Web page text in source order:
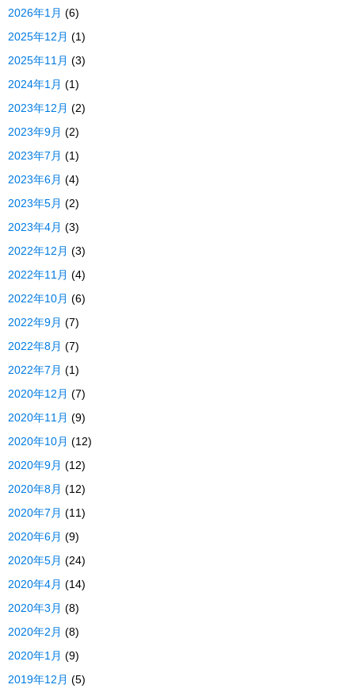
2026年1月 (6)
2025年12月 (1)
2025年11月 (3)
2024年1月 (1)
2023年12月 (2)
2023年9月 (2)
2023年7月 (1)
2023年6月 (4)
2023年5月 (2)
2023年4月 (3)
2022年12月 (3)
2022年11月 (4)
2022年10月 (6)
2022年9月 (7)
2022年8月 (7)
2022年7月 (1)
2020年12月 (7)
2020年11月 (9)
2020年10月 (12)
2020年9月 (12)
2020年8月 (12)
2020年7月 (11)
2020年6月 (9)
2020年5月 (24)
2020年4月 (14)
2020年3月 (8)
2020年2月 (8)
2020年1月 (9)
2019年12月 (5)